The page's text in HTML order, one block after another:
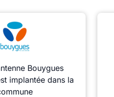
Bouygues
implantée dans la